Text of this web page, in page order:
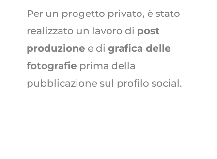
Per un progetto privato, è stato
realizzato un lavoro di post
produzione e di grafica delle
fotografie prima della
pubblicazione sul profilo social.